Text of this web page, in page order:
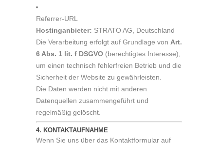
Referrer-URL
Hostinganbieter: STRATO AG, Deutschland
Die Verarbeitung erfolgt auf Grundlage von Art.
6 Abs. 1 lit. f DSGVO (berechtigtes Interesse),
um einen technisch fehlerfreien Betrieb und die
Sicherheit der Website zu gewährleisten.
Die Daten werden nicht mit anderen
Datenquellen zusammengeführt und
regelmäßig gelöscht.
4. KONTAKTAUFNAHME
Wenn Sie uns über das Kontaktformular auf